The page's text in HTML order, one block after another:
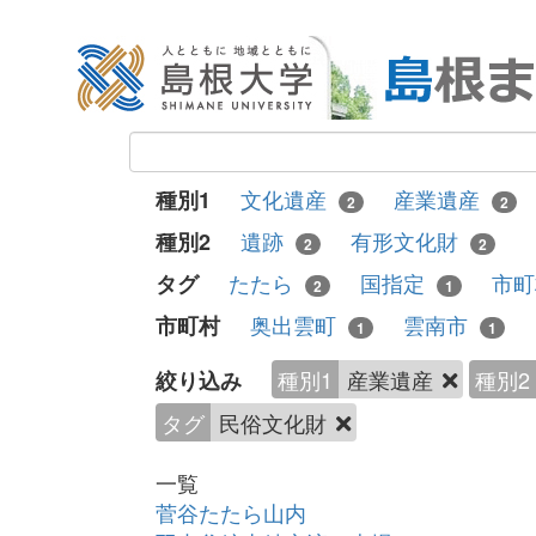
種別1 文化遺産 2 産業遺産 2
種別2 遺跡 2 有形文化財 2
タグ たたら 2 国指定 1
市
市町村
奥出雲町 1 雲南市 1
絞り込み 種別1 産業遺産
種別2
タグ 民俗文化財
一覧
菅谷たたら山内